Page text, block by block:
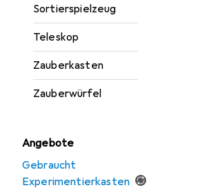
Sortierspielzeug
Teleskop
Zauberkasten
Zauberwürfel
Angebote
Gebraucht
Experimentierkasten